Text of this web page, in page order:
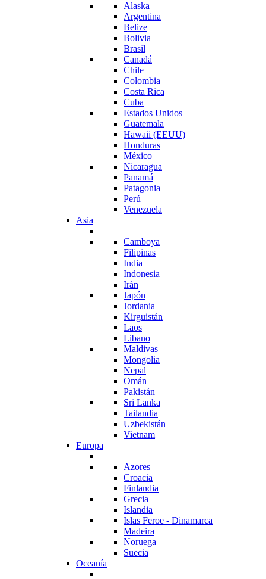
Alaska
Argentina
Belize
Bolivia
Brasil
Canadá
Chile
Colombia
Costa Rica
Cuba
Estados Unidos
Guatemala
Hawaii (EEUU)
Honduras
México
Nicaragua
Panamá
Patagonia
Perú
Venezuela
Asia
Camboya
Filipinas
India
Indonesia
Irán
Japón
Jordania
Kirguistán
Laos
Libano
Maldivas
Mongolia
Nepal
Omán
Pakistán
Sri Lanka
Tailandia
Uzbekistán
Vietnam
Europa
Azores
Croacia
Finlandia
Grecia
Islandia
Islas Feroe - Dinamarca
Madeira
Noruega
Suecia
Oceanía